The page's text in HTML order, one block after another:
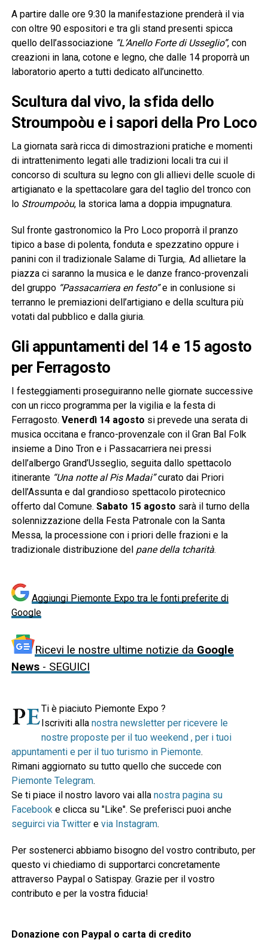
A partire dalle ore 9:30 la manifestazione prenderà il via
con oltre 90 espositori e tra gli stand presenti spicca
quello dell’associazione “L’Anello Forte di Usseglio”, con
creazioni in lana, cotone e legno, che dalle 14 proporrà un
laboratorio aperto a tutti dedicato all’uncinetto.
Scultura dal vivo, la sfida dello
Stroumpoòu e i sapori della Pro Loco
La giornata sarà ricca di dimostrazioni pratiche e momenti
di intrattenimento legati alle tradizioni locali tra cui il
concorso di scultura su legno con gli allievi delle scuole di
artigianato e la spettacolare gara del taglio del tronco con
lo Stroumpoòu, la storica lama a doppia impugnatura.
Sul fronte gastronomico la Pro Loco proporrà il pranzo
tipico a base di polenta, fonduta e spezzatino oppure i
panini con il tradizionale Salame di Turgia,. Ad allietare la
piazza ci saranno la musica e le danze franco-provenzali
del gruppo “Passacarriera en festo”e in conlusione si
terranno le premiazioni dell’artigiano e della scultura più
votati dal pubblico e dalla giuria.
Gli appuntamenti del 14 e 15 agosto
per Ferragosto
I festeggiamenti proseguiranno nelle giornate successive
con un ricco programma per la vigilia e la festa di
Ferragosto. Venerdì 14 agosto si prevede una serata di
musica occitana e franco-provenzale con il Gran Bal Folk
insieme a Dino Tron e i Passacarriera nei pressi
dell’albergo Grand’Usseglio, seguita dallo spettacolo
itinerante “Una notte al Pis Madai”curato dai Priori
dell’Assunta e dal grandioso spettacolo pirotecnico
offerto dal Comune. Sabato 15 agosto sarà il turno della
solennizzazione della Festa Patronale con la Santa
Messa, la processione con i priori delle frazioni e la
tradizionale distribuzione del pane della tcharità.
Aggiungi Piemonte Expo tra le fonti preferite di
Google
Ricevi le nostre ultime notizie da Google
News- SEGUICI
Ti è piaciuto Piemonte Expo ?
Iscriviti alla nostra newsletter per ricevere le
nostre proposte per il tuo weekend , per i tuoi
appuntamenti e per il tuo turismo in Piemonte.
Rimani aggiornato su tutto quello che succede con
Piemonte Telegram.
Se ti piace il nostro lavoro vai alla nostra pagina su
Facebooke clicca su "Like". Se preferisci puoi anche
seguirci via Twittere via Instagram.
Per sostenerci abbiamo bisogno del vostro contributo, per
questo vi chiediamo di supportarci concretamente
attraverso Paypal o Satispay. Grazie per il vostro
contributo e per la vostra fiducia!
Donazione con Paypal o carta di credito